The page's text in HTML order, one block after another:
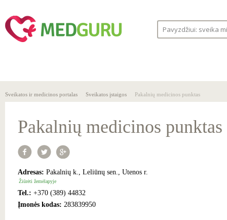
Sveikatos ir medicinos portalas Sveikatos įstaigos Pakalnių medicinos punktas
Pakalnių medicinos punktas
Adresas: Pakalnių k., Leliūnų sen., Utenos r.
Žiūrėti žemėlapyje
Tel.: +370 (389) 44832
Įmonės kodas: 283839950